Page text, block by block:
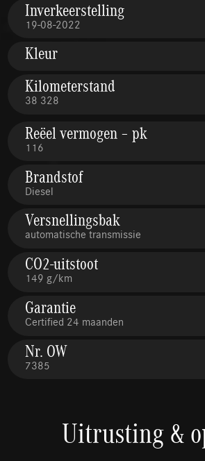
Inverkeerstelling
19-08-2022
Kleur
Kilometerstand
38 328
Reëel vermogen – pk
116
Brandstof
Diesel
Versnellingsbak
automatische transmissie
CO2-uitstoot
149 g/km
Garantie
Certified 24 maanden
Nr. OW
7385
Uitrusting &